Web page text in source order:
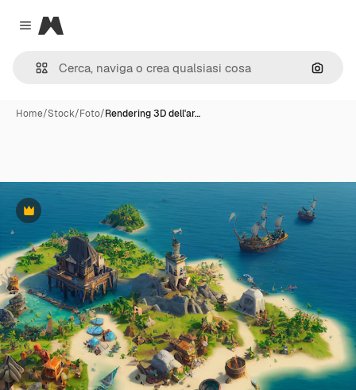
Close menu
Magnific
Cerca
Home/Stock/Foto/Rendering 3D dell'ar…
Premium